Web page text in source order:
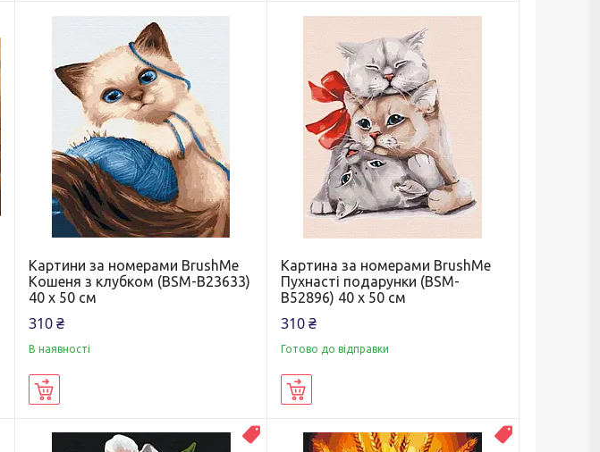
Картини за номерами BrushMe
Кошеня з клубком (BSM-B23633)
40 х 50 см
310 ₴
В наявності
Картина за номерами BrushMe
Пухнасті подарунки (BSM-
B52896) 40 х 50 см
310 ₴
Готово до відправки
Новинка